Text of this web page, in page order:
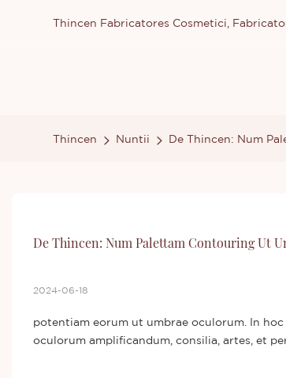
Thincen Fabricatores Cosmetici,
Thincen Nuntii De Thincen: Num
De Thincen: Num Palettam Contouring Ut
2024-06-18
potentiam eorum ut umbrae oculorum. In
oculorum amplificandum, consilia, artes, et